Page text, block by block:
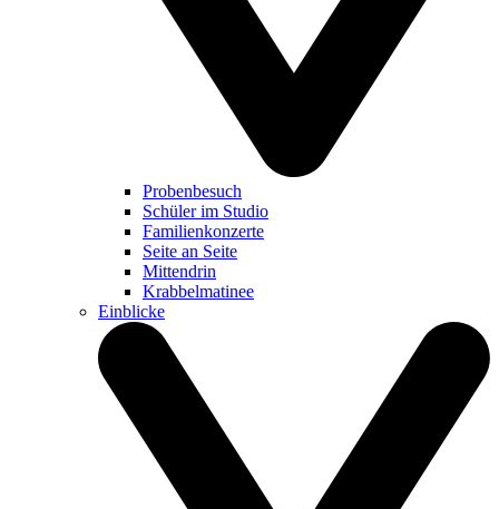
Probenbesuch
Schüler im Studio
Familienkonzerte
Seite an Seite
Mittendrin
Krabbelmatinee
Einblicke